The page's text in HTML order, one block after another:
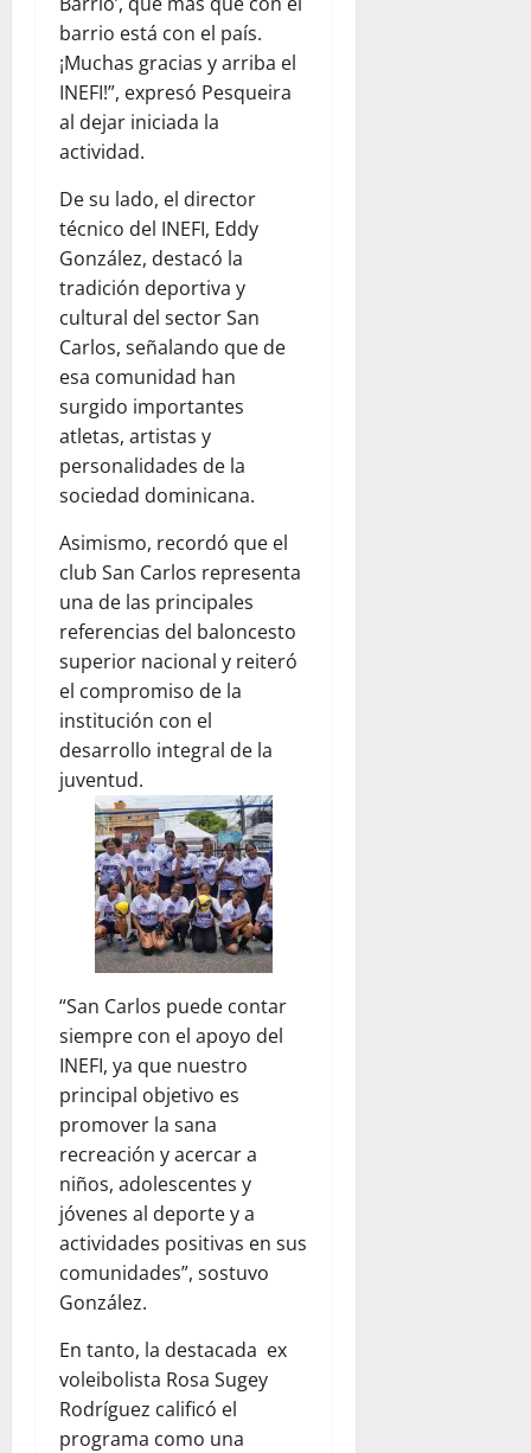
barrio está con el país.
¡Muchas gracias y arriba el
INEFI!”, expresó Pesqueira
al dejar iniciada la
actividad.
De su lado, el director
técnico del INEFI, Eddy
González, destacó la
tradición deportiva y
cultural del sector San
Carlos, señalando que de
esa comunidad han
surgido importantes
atletas, artistas y
personalidades de la
sociedad dominicana.
Asimismo, recordó que el
club San Carlos representa
una de las principales
referencias del baloncesto
superior nacional y reiteró
el compromiso de la
institución con el
desarrollo integral de la
juventud.
“San Carlos puede contar
siempre con el apoyo del
INEFI, ya que nuestro
principal objetivo es
promover la sana
recreación y acercar a
niños, adolescentes y
jóvenes al deporte y a
actividades positivas en sus
comunidades”, sostuvo
González.
En tanto, la destacada ex
voleibolista Rosa Sugey
Rodríguez calificó el
programa como una